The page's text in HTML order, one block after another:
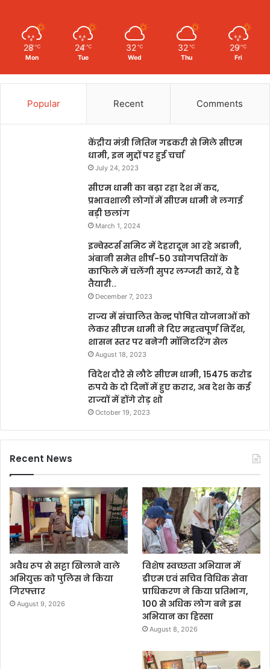
28 ℃
Mon
24 ℃
Tue
32 ℃
Wed
32 ℃
Thu
29 ℃
Fri
Popular Recent Comments
केंद्रीय मंत्री नितिन गडकरी से मिले सीएम
धामी, इन मुद्दों पर हुई चर्चा
July 24, 2023
सीएम धामी का बढ़ा रहा देश में कद,
प्रभावशाली लोगों में सीएम धामी ने लगाई
बड़ी छलांग
March 1, 2024
इन्वेस्टर्स समिट में देहरादून आ रहे अडानी,
अंबानी समेत शीर्ष-50 उद्योगपतियों के
काफिले में चलेंगी सुपर लग्जरी कारें, ये है
तैयारी..
December 7, 2023
राज्य में संचालित केन्द्र पोषित योजनाओं को
लेकर सीएम धामी ने दिए महत्वपूर्ण निर्देश,
शासन स्तर पर बनेगी मॉनिटरिंग सेल
August 18, 2023
विदेश दौरे से लौटे सीएम धामी, 15475 करोड
रुपये के दो दिनों में हुए करार, अब देश के कई
राज्यों में होंगे रोड़ शो
October 19, 2023
Recent News
अवैध रूप से सट्टा खिलाने वाले
अभियुक्त को पुलिस ने किया
गिरफ्तार
August 9, 2026
विशेष स्वच्छता अभियान में
डीएम एवं सचिव विधिक सेवा
प्राधिकरण ने किया प्रतिभाग,
100 से अधिक लोग बने इस
अभियान का हिस्सा
August 8, 2026